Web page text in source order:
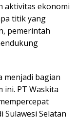
aktivitas ekonomi
titik yang
pemerintah
menjadi bagian
PT Waskita
Sulawesi Selatan